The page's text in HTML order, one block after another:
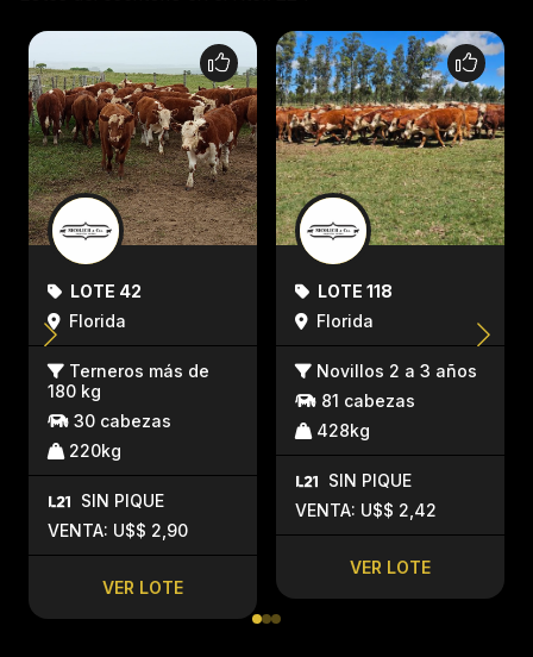
LOTE 42
Florida
Terneros más de
180 kg
30 cabezas
220kg
SIN PIQUE
VENTA: U$$ 2,90
VER LOTE
LOTE 118
Florida
Novillos 2 a 3 años
81 cabezas
428kg
SIN PIQUE
VENTA: U$$ 2,42
VER LOTE